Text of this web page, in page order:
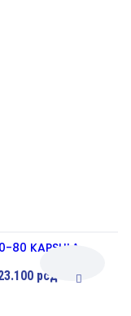
80 KAPSULA
рсд